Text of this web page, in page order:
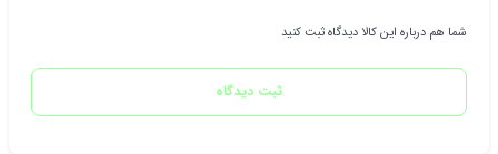
شما هم درباره این کالا دیدگاه ثبت کنید
ثبت دیدگاه